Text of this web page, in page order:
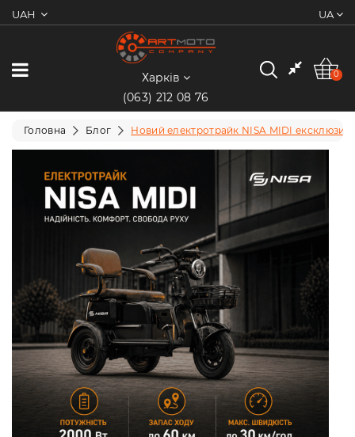
UAH UA
0
Категорії
Мотоцикли
Квадроцикли
Скутери/
Мопеди
Електротранспорт
Екіпіювання
Запчастини
Аксесуари
Харків
(063) 212 08 76
0
Головна Блог Новий електротрайк NISA MIDI